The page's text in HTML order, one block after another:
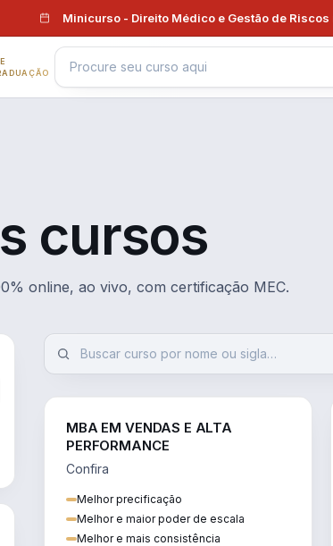
Minicurso - Direito Médico e Gestão de Riscos
cursos
online, ao vivo, com certificação MEC.
MBA EM VENDAS E ALTA
PERFORMANCE
Confira
Melhor precificação
Melhor e maior poder de escala
Melhor e mais consistência